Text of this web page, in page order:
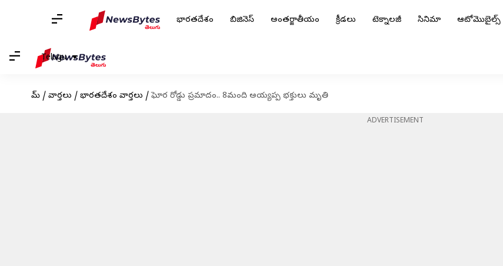
భారతదేశం బిజినెస్ అంతర్జాతీయం క్రీడలు టెక్నాలజీ సినిమా ఆటోమొబైల్స్
Telugu
హోమ్ / వార్తలు / భారతదేశం వార్తలు / ఘోర రోడ్డు ప్రమాదం.. 8మంది అయ్యప్ప భక్తులు మృతి
ADVERTISEMENT